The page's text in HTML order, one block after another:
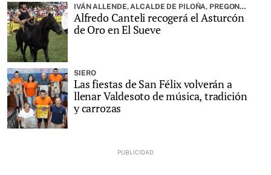
IVÁN ALLENDE, ALCALDE DE PILOÑA, PREGONARÁ LA FIESTA
Alfredo Canteli recogerá el Asturcón
de Oro en El Sueve
SIERO
Las fiestas de San Félix volverán a
llenar Valdesoto de música, tradición
y carrozas